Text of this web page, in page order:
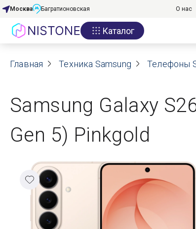
Акции
О нас
Договор оферты
Реквизиты
Контакты
Гарантия
Оплата
Москва Багратионовская О нас
Каталог
Главная Техника Samsung Телефоны
Samsung Galaxy
Gen 5) Pinkgold